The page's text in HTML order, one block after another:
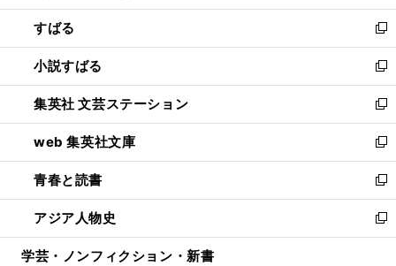
開
く
ウ
で
開
く
ン
ド
ウ
で
開
く
すばる
新
し
い
ウ
ィ
ン
ド
ウ
で
開
く
小説すばる
新
し
い
ウ
ィ
ン
ド
ウ
で
開
集英社 文芸ステーション
新
し
い
ウ
ィ
ン
ド
ウ
web 集英社文庫
新
し
い
ウ
ィ
ン
青春と読書
新
し
い
ウ
アジア人物史
新
し
学芸・ノンフィクション・新書